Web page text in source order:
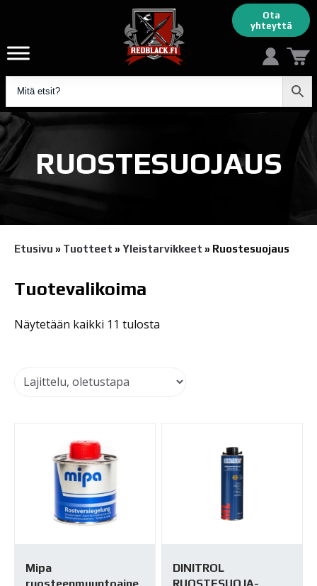
Ota
yhteyttä
RUOSTESUOJAUS
Etusivu » Tuotteet » Yleistarvikkeet » Ruostesuojaus
Tuotevalikoima
Näytetään kaikki 11 tulosta
Mipa
DINITROL